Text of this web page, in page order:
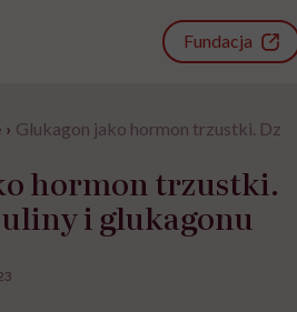
Fundacja
› Glukagon jako hormon trzustki.
hormon trzustki.
i glukagonu